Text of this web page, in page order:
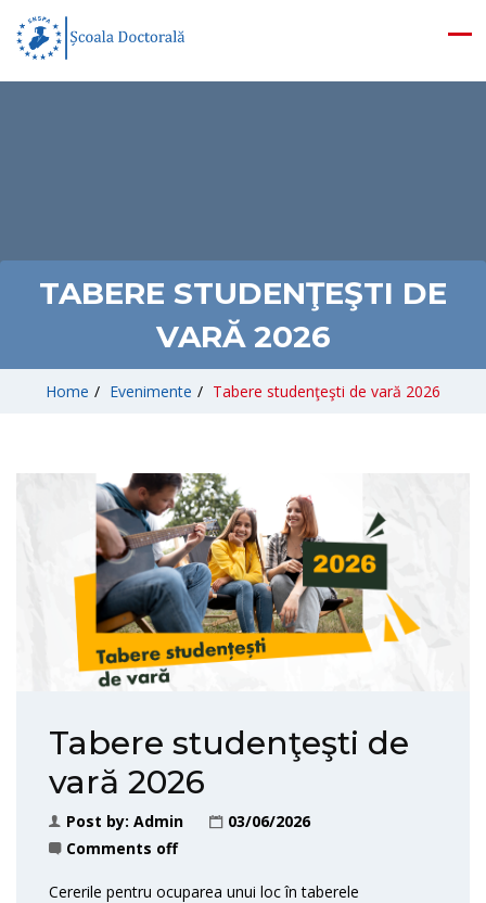
TABERE STUDENŢEŞTI DE
VARĂ 2026
Home / Evenimente / Tabere studenţeşti de vară 2026
Tabere studenţeşti de
vară 2026
Post by: Admin
03/06/2026
Comments off
Cererile pentru ocuparea unui loc în taberele